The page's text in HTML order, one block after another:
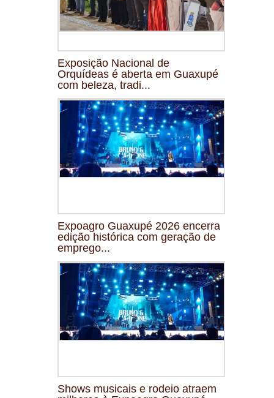
Exposição Nacional de
Orquídeas é aberta em Guaxupé
com beleza, tradi...
Expoagro Guaxupé 2026 encerra
edição histórica com geração de
emprego...
Shows musicais e rodeio atraem